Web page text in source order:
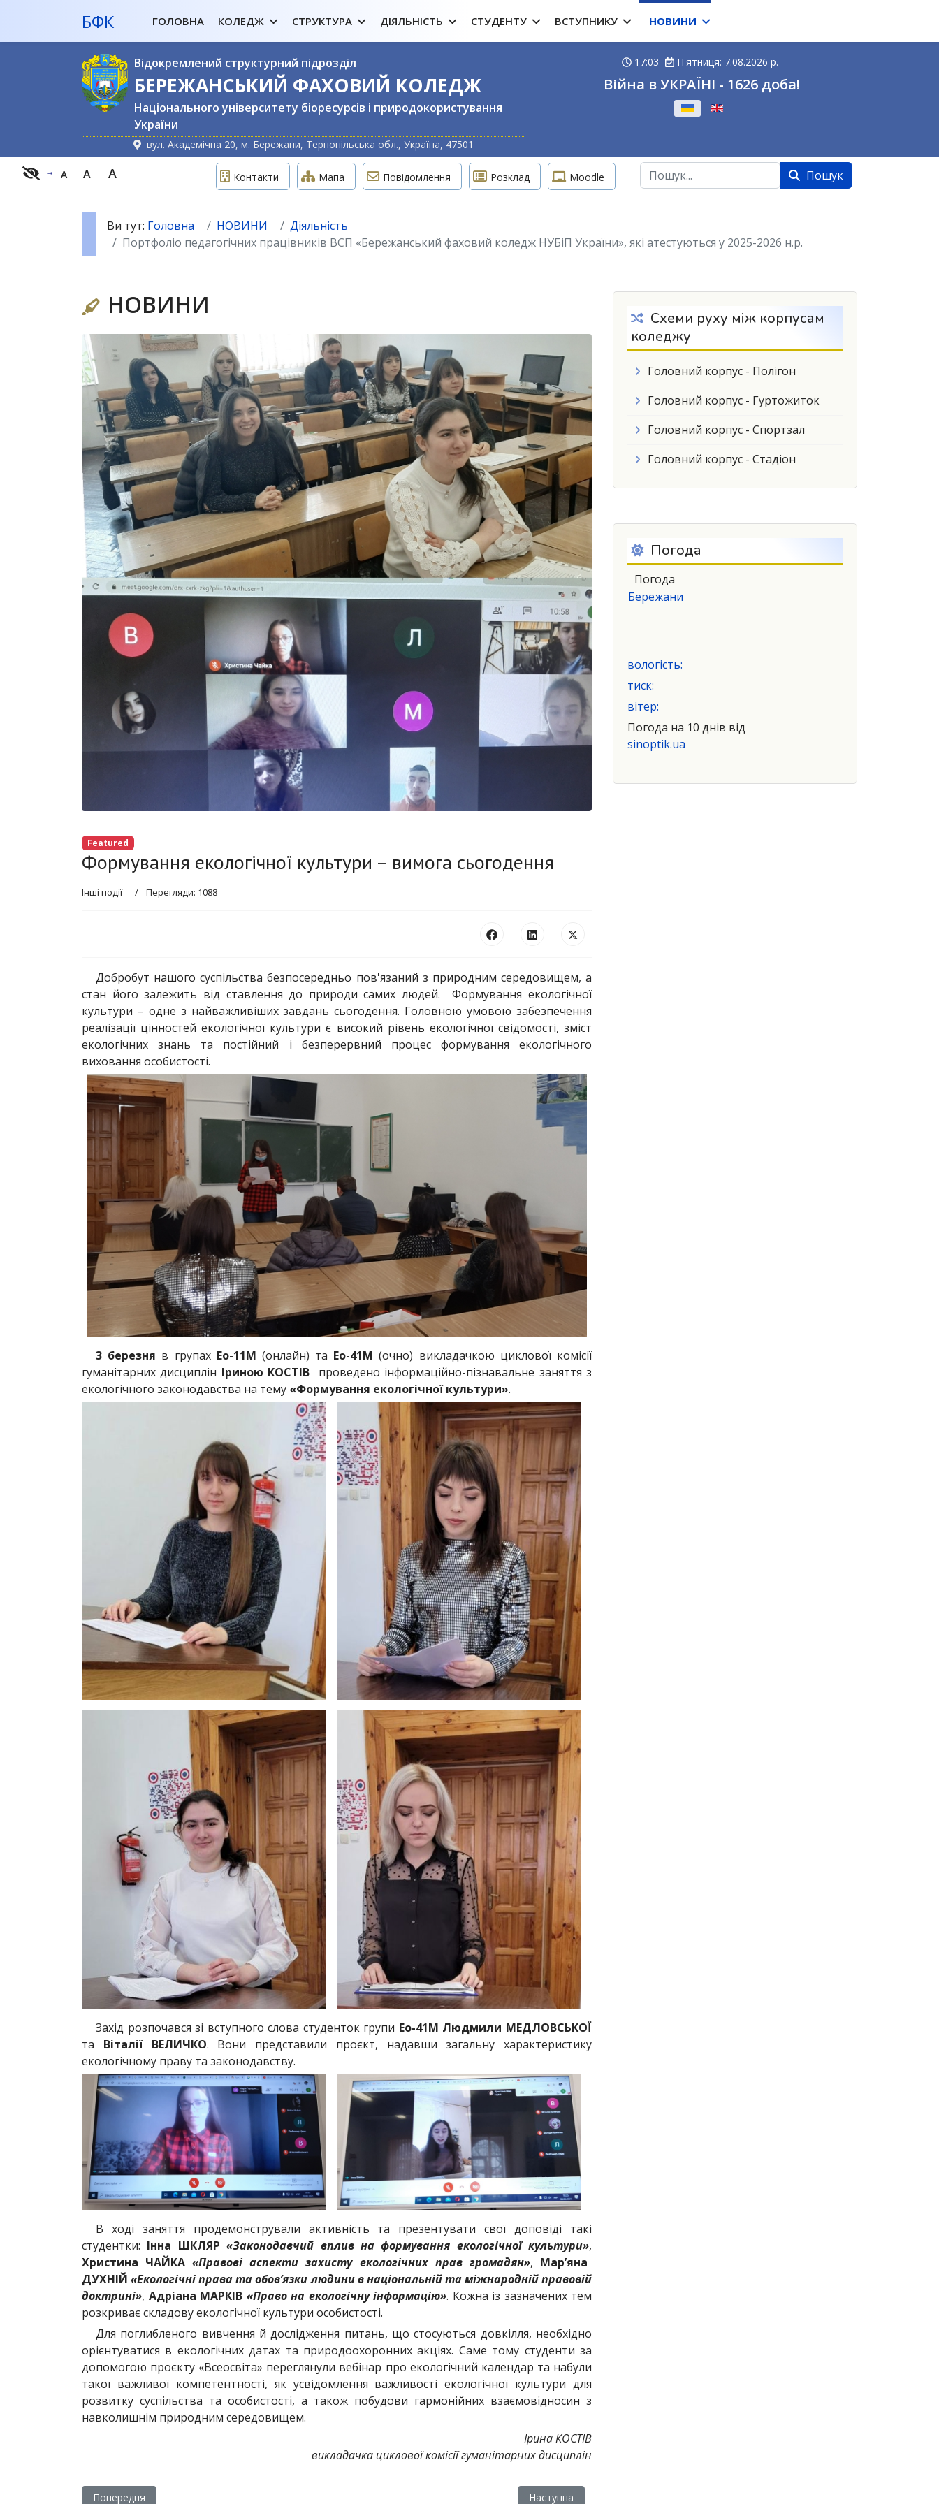
БФК ГОЛОВНА КОЛЕДЖ СТРУКТУРА ДІЯЛЬНІСТЬ СТУДЕНТУ ВСТУПНИКУ НОВИНИ
Відокремлений структурний підрозділ
БЕРЕЖАНСЬКИЙ ФАХОВИЙ КОЛЕДЖ
Національного університету біоресурсів і природокористування
України
вул. Академічна 20, м. Бережани, Тернопільська обл., Україна, 47501
17:03 П'ятниця: 7.08.2026 р.
Війна в УКРАЇНІ - 1626 доба!
A A A Контакти Мапа Повідомлення Розклад Moodle Пошук Пошук
Ви тут: Головна НОВИНИ
Діяльність
Портфоліо педагогічних працівників ВСП «Бережанський фаховий коледж НУБіП України», які атестуються у 2025-2026 н.р.
НОВИНИ
Featured
Формування екологічної культури – вимога сьогодення
Інші події Перегляди: 1088
Добробут нашого суспільства безпосередньо пов'язаний з природним середовищем, а
стан його залежить від ставлення до природи самих людей. Формування екологічної
культури – одне з найважливіших завдань сьогодення. Головною умовою забезпечення
реалізації цінностей екологічної культури є високий рівень екологічної свідомості, зміст
екологічних знань та постійний і безперервний процес формування екологічного
виховання особистості.
3 березня в групах Ео-11М (онлайн) та Ео-41М (очно) викладачкою циклової комісії
гуманітарних дисциплін Іриною КОСТІВ проведено інформаційно-пізнавальне заняття з
екологічного законодавства на тему «Формування екологічної культури».
Захід розпочався зі вступного слова студенток групи Ео-41М Людмили МЕДЛОВСЬКОЇ
та Віталії ВЕЛИЧКО. Вони представили проєкт, надавши загальну характеристику
екологічному праву та законодавству.
В ході заняття продемонстрували активність та презентувати свої доповіді такі
студентки: Інна ШКЛЯР«Законодавчий вплив на формування екологічної культури»,
Христина ЧАЙКА«Правові аспекти захисту екологічних прав громадян», Мар’яна
ДУХНІЙ«Екологічні права та обов’язки людини в національній та міжнародній правовій
доктрині», Адріана МАРКІВ «Право на екологічну інформацію». Кожна із зазначених тем
розкриває складову екологічної культури особистості.
Для поглибленого вивчення й дослідження питань, що стосуються довкілля, необхідно
орієнтуватися в екологічних датах та природоохоронних акціях. Саме тому студенти за
допомогою проєкту «Всеосвіта» переглянули вебінар про екологічний календар та набули
такої важливої компетентності, як усвідомлення важливості екологічної культури для
розвитку суспільства та особистості, а також побудови гармонійних взаємовідносин з
навколишнім природним середовищем.
Ірина КОСТІВ
викладачка циклової комісії гуманітарних дисциплін
Попередня стаття: Пізнання себе - ключ до життєвого успіху
Попередня Наступна стаття: Всеукраїнський семінар-практикум (Великий біологічний
Наступна
Схеми руху між корпусам
коледжу
Головний корпус - Полігон
Головний корпус - Гуртожиток
Головний корпус - Спортзал
Головний корпус - Стадіон
Погода
Погода
Бережани
вологість:
тиск:
вітер:
Погода на 10 днів від
sinoptik.ua